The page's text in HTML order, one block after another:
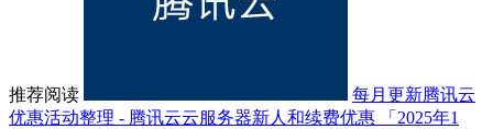
推荐阅读
每月更新腾讯云
优惠活动整理 - 腾讯云云服务器新人和续费优惠 「2025年1